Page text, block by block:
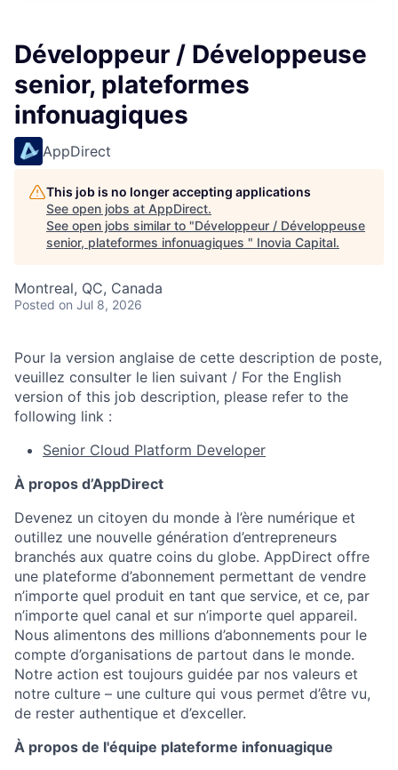
Développeur / Développeuse
senior, plateformes
infonuagiques
AppDirect
This job is no longer accepting applications
See open jobs at AppDirect.
See open jobs similar to "Développeur / Développeuse
senior, plateformes infonuagiques " Inovia Capital.
Montreal, QC, Canada
Posted on Jul 8, 2026
Pour la version anglaise de cette description de poste,
veuillez consulter le lien suivant / For the English
version of this job description, please refer to the
following link :
Senior Cloud Platform Developer
À propos d’AppDirect
Devenez un citoyen du monde à l’ère numérique et
outillez une nouvelle génération d’entrepreneurs
branchés aux quatre coins du globe. AppDirect offre
une plateforme d’abonnement permettant de vendre
n’importe quel produit en tant que service, et ce, par
n’importe quel canal et sur n’importe quel appareil.
Nous alimentons des millions d’abonnements pour le
compte d’organisations de partout dans le monde.
Notre action est toujours guidée par nos valeurs et
notre culture – une culture qui vous permet d’être vu,
de rester authentique et d’exceller.
À propos de l'équipe plateforme infonuagique